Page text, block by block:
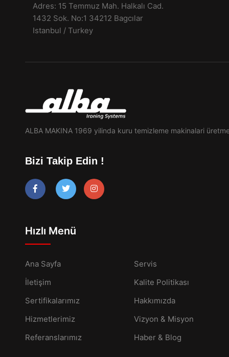
Adres: 15 Temmuz Mah. Halkalı Cad.
1432 Sok. No:1 34212 Bagcılar
Istanbul / Turkey
ALBA MAKINA 1969 yilinda kuru temizleme makinalari
Bizi Takip Edin !
Hızlı Menü
Ana Sayfa
Servis
İletişim
Kalite Politikası
Sertifikalarımız
Hakkımızda
Hizmetlerimiz
Vizyon & Misyon
Referanslarımız
Haber & Blog